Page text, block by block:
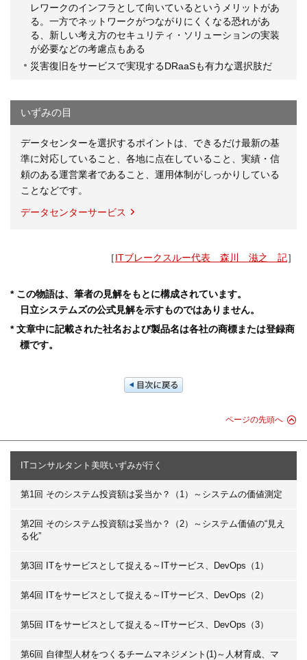
レワークのインフラとして向いているというメリットがあ
る。一方でネットワークがつながりにくくなる恐れがあ
る、新しい考え方のセキュリティ・ソリューションの実装
が必要などの考慮点もある
災害復旧をサービスで実現するDRaaSも有力な選択肢だ
いずみの目
データセンターを選択するポイントは、できるだけ最新の基
準に対応していること、各地に点在していること、実績・信
頼のある運営業者であること、運用体制がしっかりしている
ことなどです。
データセンターサービス
［ITブレークスルー代表 森川 滋之 記］
* この物語は、筆者の見解をもとに構成されています。
日立システムズの公式見解を示すものではありません。
* 文章中に記載された社名および製品名は各社の商標または登録商
標です。
ページの先頭へ
ITコンサルタント美咲いずみが行く
第1回 そのシステム投資額は妥当か？（1）～システムの価値測定
第2回 そのシステム投資額は妥当か？（2）～システム価値の“見え
る化”
第3回 ITをサービスとして捉える～ITサービス、DevOps（1）
第4回 ITをサービスとして捉える～ITサービス、DevOps（2）
第5回 ITをサービスとして捉える～ITサービス、DevOps（3）
第6回 自律型人材をつくるチームマネジメント(1)～人材育成、マ